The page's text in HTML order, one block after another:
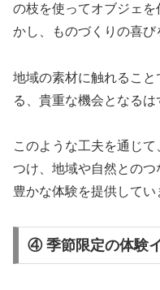
の枝を使ってオブジェ
かし、ものづくりの喜び
地域の素材に触れるこ
る、貴重な機会となるは
このような工夫を通じ
つけ、地域や自然とのつ
豊かな体験を提供してい
④ 季節限定の体験